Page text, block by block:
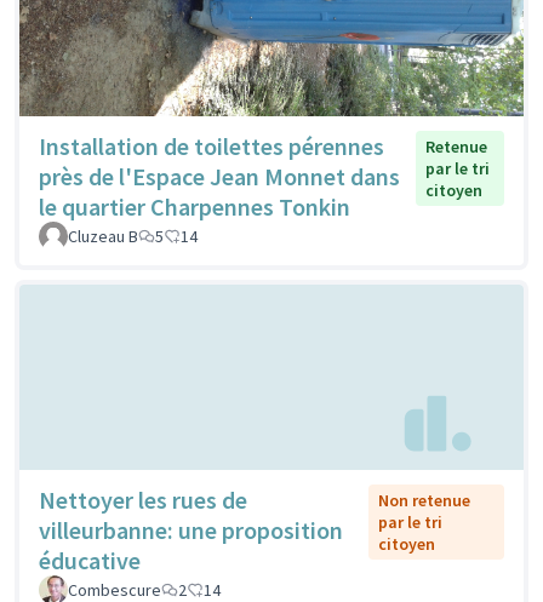
Installation de toilettes pérennes
près de l'Espace Jean Monnet dans
le quartier Charpennes Tonkin
Retenue
par le tri
citoyen
Cluzeau B 5 14
Nettoyer les rues de
villeurbanne: une proposition
éducative
Non retenue
par le tri
citoyen
Combescure 2 14